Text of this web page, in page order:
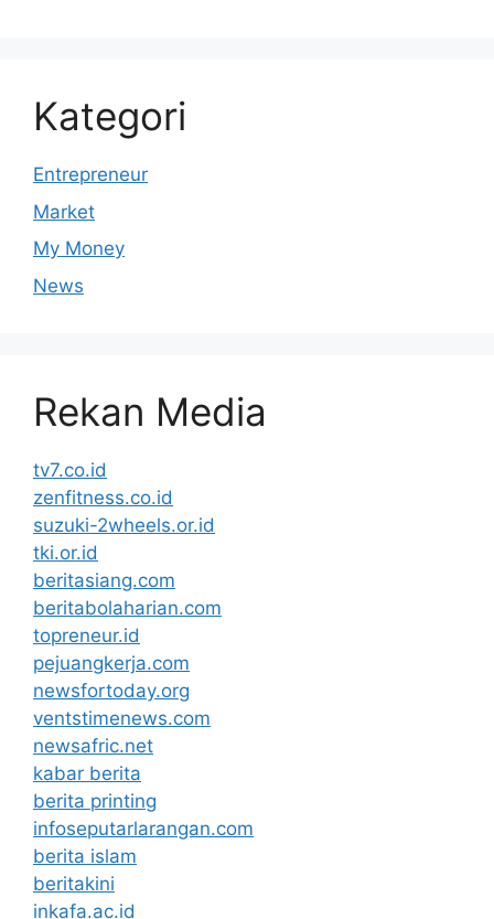
Kategori
Entrepreneur
Market
My Money
News
Rekan Media
tv7.co.id
zenfitness.co.id
suzuki-2wheels.or.id
tki.or.id
beritasiang.com
beritabolaharian.com
topreneur.id
pejuangkerja.com
newsfortoday.org
ventstimenews.com
newsafric.net
kabar berita
berita printing
infoseputarlarangan.com
berita islam
beritakini
inkafa.ac.id